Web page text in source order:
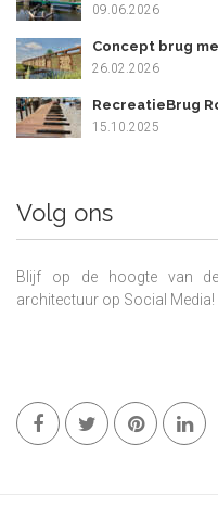
09.06.2026
Concept brug
26.02.2026
RecreatieBrug
15.10.2025
Volg ons
Blijf op de hoogte van
architectuur op Social Media!